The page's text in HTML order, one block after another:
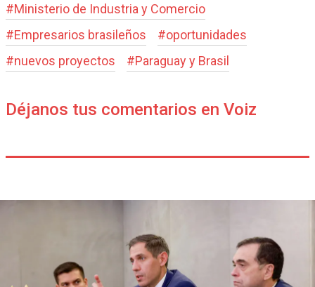
#Ministerio de Industria y Comercio
#Empresarios brasileños #oportunidades
#nuevos proyectos #Paraguay y Brasil
Déjanos tus comentarios en Voiz